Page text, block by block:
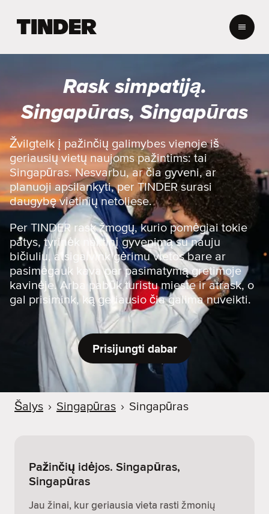
R
a
r
i
n
d
i
n
i
s
Rask simpatiją.
Singapūras, Singapūras
Žvilgtelk į pažinčių galimybes vienoje iš
geriausių vietų naujoms pažintims: tai
Singapūras. Nesvarbu, ar čia gyveni, ar
planuoji apsilankyti, per TINDER surasi
daugybę vietinių netoliese.
Per TINDER rask žmogų, kurio pomėgiai tokie
patys, tyrinėk naktinį gyvenimą su nauju
bičiuliu, atsigaivink gėrimu vietos bare ar
pasimėgauk kava per pasimatymą gretimoje
kavinėje. Arba pabūk turistu mieste ir atrask, o
gal prisimink, ką geriausio čia galima nuveikti.
Prisijungti dabar
Šalys › Singapūras › Singapūras
Pažinčių idėjos. Singapūras,
Singapūras
Jau žinai, kur geriausia vieta rasti žmonių